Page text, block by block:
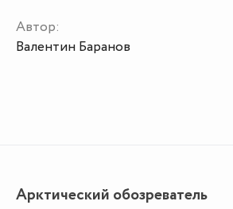
Автор:
Валентин Баранов
Арктический обозреватель